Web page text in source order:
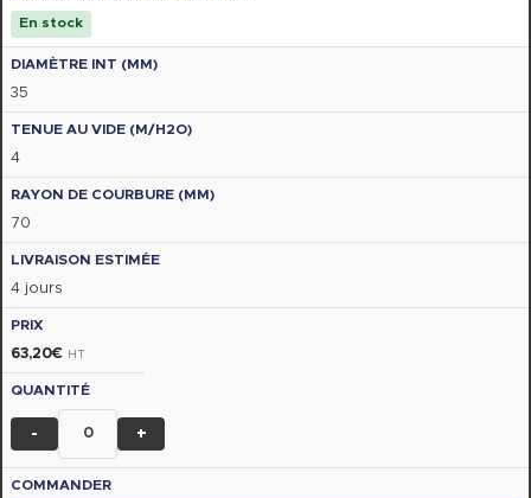
En stock
35
4
70
4 jours
63,20€ HT
- +